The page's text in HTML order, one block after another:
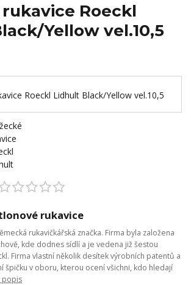
Roeckl
Yellow vel.10,5
rukavice
rukavičkářská značka. Firma byla založena
kde dodnes sídlí a je vedena již šestou
Firma vlastní několik desítek výrobních patentů a
špičku v oboru, kterou ocení všichni, kdo hledají
popis